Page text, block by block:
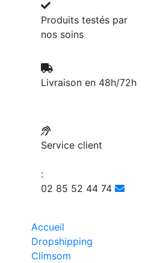
Produits testés par
nos soins
Livraison en 48h/72h
Service client
:
02 85 52 44 74
Accueil
Dropshipping
Climsom